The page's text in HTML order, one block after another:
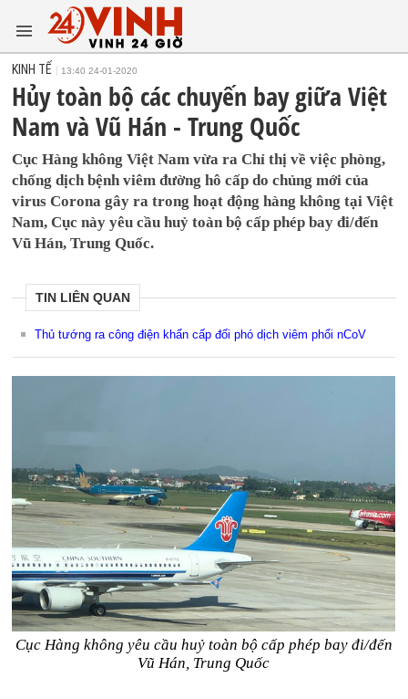
KINH TẾ 13:40 24-01-2020
Hủy toàn bộ các chuyến bay giữa Việt
Nam và Vũ Hán - Trung Quốc
Cục Hàng không Việt Nam vừa ra Chỉ thị về việc phòng,
chống dịch bệnh viêm đường hô cấp do chủng mới của
virus Corona gây ra trong hoạt động hàng không tại Việt
Nam, Cục này yêu cầu huỷ toàn bộ cấp phép bay đi/đến
Vũ Hán, Trung Quốc.
TIN LIÊN QUAN
Thủ tướng ra công điện khẩn cấp đối phó dịch viêm phổi nCoV
Cục Hàng không yêu cầu huỷ toàn bộ cấp phép bay đi/đến
Vũ Hán, Trung Quốc